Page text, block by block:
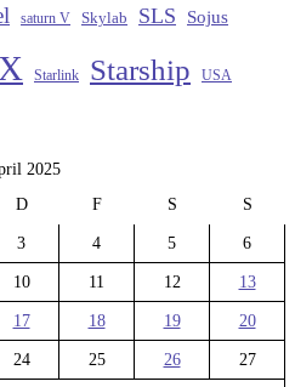
saturn V Skylab SLS Sojus
Starlink Starship USA
2025
D F S S
3 4 5 6
10 11 12 13
17 18 19 20
24 25 26 27